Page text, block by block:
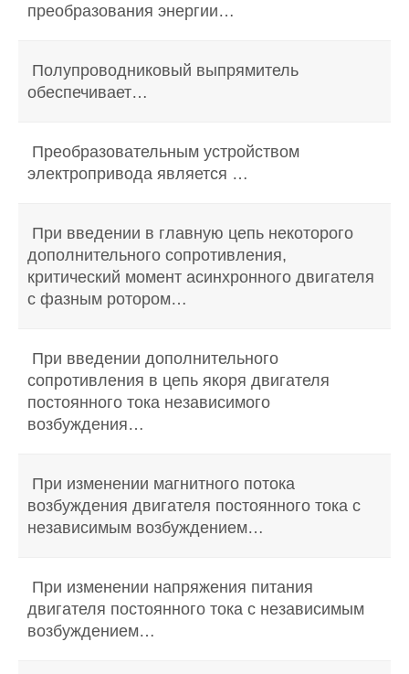
преобразования энергии…
Полупроводниковый выпрямитель
обеспечивает…
Преобразовательным устройством
электропривода является …
При введении в главную цепь некоторого
дополнительного сопротивления,
критический момент асинхронного двигателя
с фазным ротором…
При введении дополнительного
сопротивления в цепь якоря двигателя
постоянного тока независимого
возбуждения…
При изменении магнитного потока
возбуждения двигателя постоянного тока с
независимым возбуждением…
При изменении напряжения питания
двигателя постоянного тока с независимым
возбуждением…